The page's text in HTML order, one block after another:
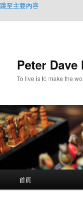
跳至主要內容
Peter
To live is to make the
首頁